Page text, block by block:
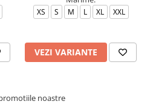
XS S M L XL XXL
VEZI VARIANTE
noastre